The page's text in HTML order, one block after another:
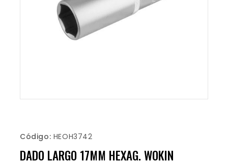
Código: HEOH3742
DADO LARGO 17MM HEXAG. WOKIN